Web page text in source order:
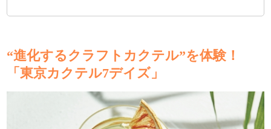
“進化するクラフトカクテル”を体験！
「東京カクテル7デイズ」